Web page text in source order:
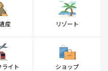
産 リゾート
イト ショップ